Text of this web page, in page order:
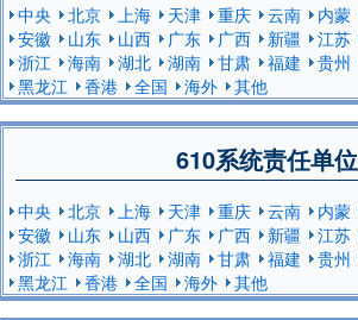
中央 北京 上海 天津 重庆 云南 内蒙
安徽
山东 山西 广东 广西 新疆 江苏
浙江
海南 湖北 湖南 甘肃 福建 贵州
黑龙江
香港 全国 海外 其他
610系统责任单位
中央 北京 上海 天津 重庆 云南 内蒙
安徽
山东 山西 广东 广西 新疆 江苏
浙江
海南 湖北 湖南 甘肃 福建 贵州
黑龙江
香港 全国 海外 其他